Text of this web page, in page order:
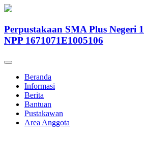
Perpustakaan SMA Plus Negeri
NPP 1671071E1005106
Beranda
Informasi
Berita
Bantuan
Pustakawan
Area Anggota